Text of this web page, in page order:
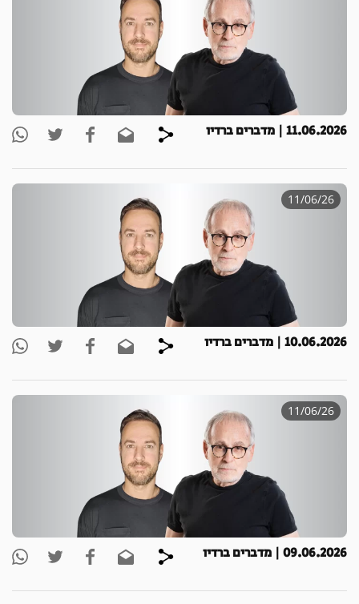
11.06.2026 | מדברים ברדיו
11/06/26
10.06.2026 | מדברים ברדיו
11/06/26
09.06.2026 | מדברים ברדיו